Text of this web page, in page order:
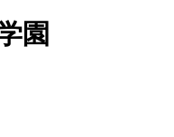
園